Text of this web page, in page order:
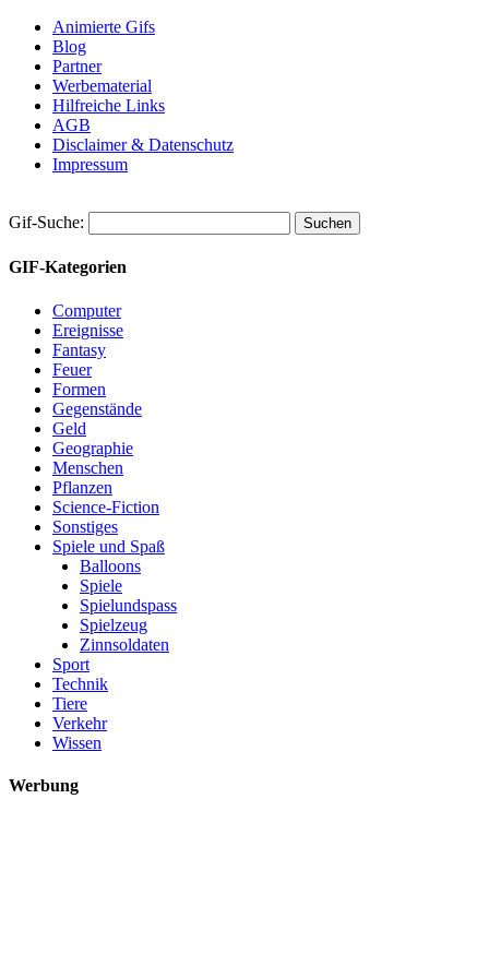
Animierte Gifs
Blog
Partner
Werbematerial
Hilfreiche Links
AGB
Disclaimer & Datenschutz
Impressum
Gif-Suche:
GIF-Kategorien
Computer
Ereignisse
Fantasy
Feuer
Formen
Gegenstände
Geld
Geographie
Menschen
Pflanzen
Science-Fiction
Sonstiges
Spiele und Spaß
Balloons
Spiele
Spielundspass
Spielzeug
Zinnsoldaten
Sport
Technik
Tiere
Verkehr
Wissen
Werbung